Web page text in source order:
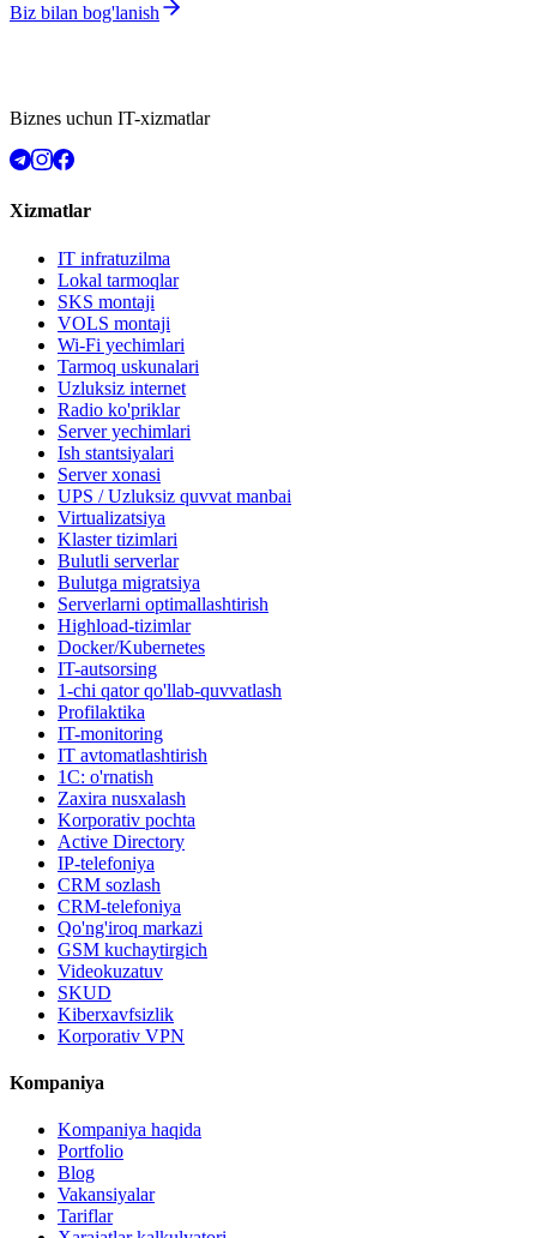
Biz bilan bog'lanish
Biznes uchun IT-xizmatlar
Xizmatlar
IT infratuzilma
Lokal tarmoqlar
SKS montaji
VOLS montaji
Wi-Fi yechimlari
Tarmoq uskunalari
Uzluksiz internet
Radio ko'priklar
Server yechimlari
Ish stantsiyalari
Server xonasi
UPS / Uzluksiz quvvat manbai
Virtualizatsiya
Klaster tizimlari
Bulutli serverlar
Bulutga migratsiya
Serverlarni optimallashtirish
Highload-tizimlar
Docker/Kubernetes
IT-autsorsing
1-chi qator qo'llab-quvvatlash
Profilaktika
IT-monitoring
IT avtomatlashtirish
1C: o'rnatish
Zaxira nusxalash
Korporativ pochta
Active Directory
IP-telefoniya
CRM sozlash
CRM-telefoniya
Qo'ng'iroq markazi
GSM kuchaytirgich
Videokuzatuv
SKUD
Kiberxavfsizlik
Korporativ VPN
Kompaniya
Kompaniya haqida
Portfolio
Blog
Vakansiyalar
Tariflar